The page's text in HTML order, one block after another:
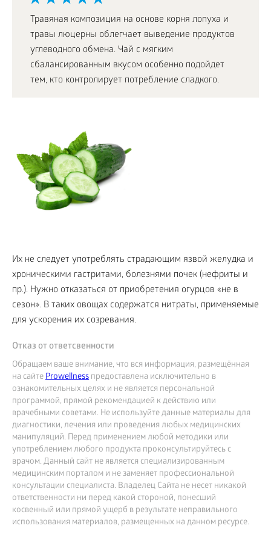
Травяная композиция на основе корня лопуха и
травы люцерны облегчает выведение продуктов
углеводного обмена. Чай с мягким
сбалансированным вкусом особенно подойдет
тем, кто контролирует потребление сладкого.
Их не следует употреблять страдающим язвой желудка и
хроническими гастритами, болезнями почек (нефриты и
пр.). Нужно отказаться от приобретения огурцов «не в
сезон». В таких овощах содержатся нитраты, применяемые
для ускорения их созревания.
Отказ от ответсвенности
Обращаем ваше внимание, что вся информация, размещённая
на сайтеProwellness предоставлена исключительно в
ознакомительных целях и не является персональной
программой, прямой рекомендацией к действию или
врачебными советами. Не используйте данные материалы для
диагностики, лечения или проведения любых медицинских
манипуляций. Перед применением любой методики или
употреблением любого продукта проконсультируйтесь с
врачом. Данный сайт не является специализированным
медицинским порталом и не заменяет профессиональной
консультации специалиста. Владелец Сайта не несет никакой
ответственности ни перед какой стороной, понесший
косвенный или прямой ущерб в результате неправильного
использования материалов, размещенных на данном ресурсе.